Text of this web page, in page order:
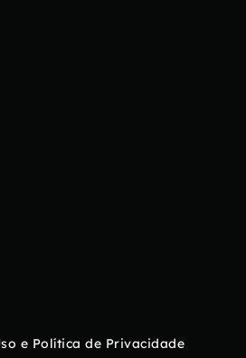
e Política de Privacidade